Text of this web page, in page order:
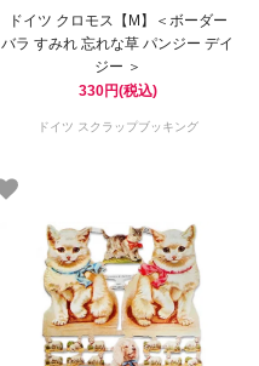
ドイツ クロモス【M】＜ボーダー
バラ すみれ 忘れな草 パンジー デイ
ジー ＞
330円(税込)
ドイツ スクラップブッキング